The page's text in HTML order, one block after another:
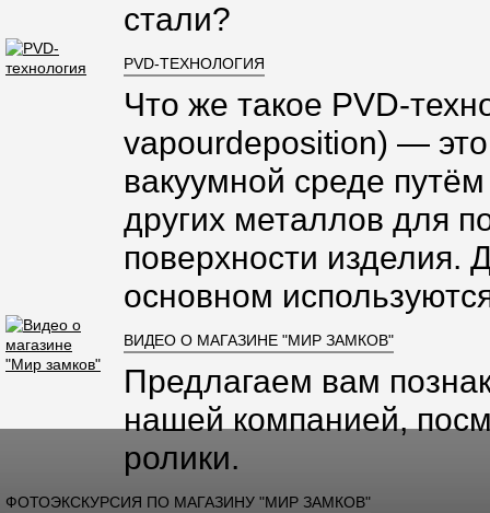
стали?
PVD-ТЕХНОЛОГИЯ
Что же такое PVD-
vapourdeposition) —
вакуумной среде
других металлов для
поверхности изделия.
основном
ВИДЕО О МАГАЗИНЕ "МИР ЗАМКОВ"
Предлагаем вам
нашей компанией,
ролики.
ФОТОЭКСКУРСИЯ ПО МАГАЗИНУ "МИР ЗАМКОВ"